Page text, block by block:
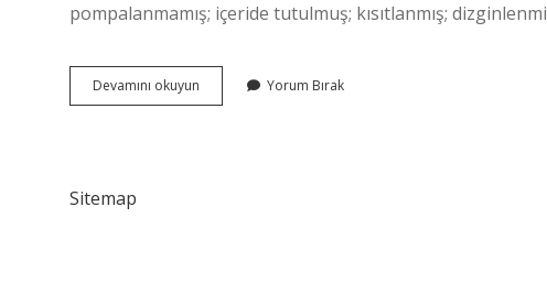
pompalanmamış; içeride tutulmuş; kısıtlanmış;
Devamını okuyun Dizginlenemez
Ne
Yorum Bırak
Sitemap